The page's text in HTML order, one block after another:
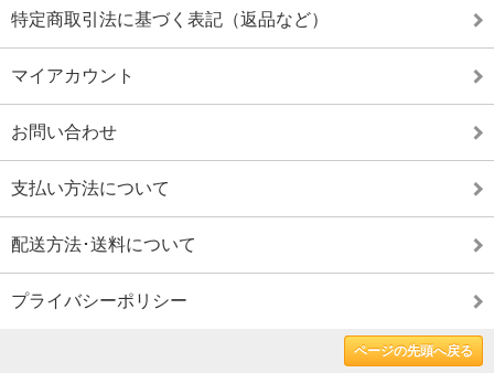
特定商取引法に基づく表記（返品など）
マイアカウント
お問い合わせ
支払い方法について
配送方法･送料について
プライバシーポリシー
ページの先頭へ戻る